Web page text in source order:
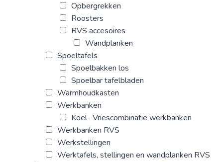
Opbergrekken
Roosters
RVS accesoires
Wandplanken
Spoeltafels
Spoelbakken los
Spoelbar tafelbladen
Warmhoudkasten
Werkbanken
Koel- Vriescombinatie werkbanken
Werkbanken RVS
Werkstellingen
Werktafels, stellingen en wandplanken RVS